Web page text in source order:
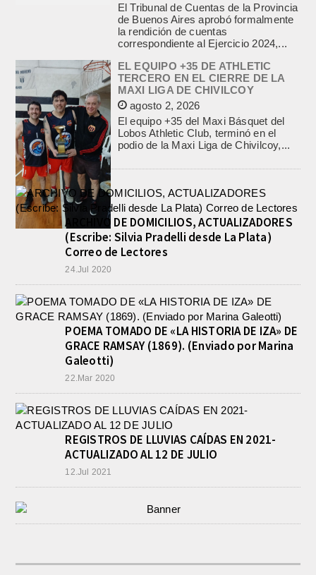
El Tribunal de Cuentas de la Provincia
de Buenos Aires aprobó formalmente
la rendición de cuentas
correspondiente al Ejercicio 2024,...
EL EQUIPO +35 DE ATHLETIC
TERCERO EN EL CIERRE DE LA
MAXI LIGA DE CHIVILCOY
agosto 2, 2026
El equipo +35 del Maxi Básquet del
Lobos Athletic Club, terminó en el
podio de la Maxi Liga de Chivilcoy,...
ARCHIVO DE DOMICILIOS, ACTUALIZADORES
(Escribe: Silvia Pradelli desde La Plata)
Correo de Lectores
24.Jul 2020
POEMA TOMADO DE «LA HISTORIA DE IZA» DE
GRACE RAMSAY (1869). (Enviado por Marina
Galeotti)
22.Mar 2020
REGISTROS DE LLUVIAS CAÍDAS EN 2021-
ACTUALIZADO AL 12 DE JULIO
12.Jul 2021